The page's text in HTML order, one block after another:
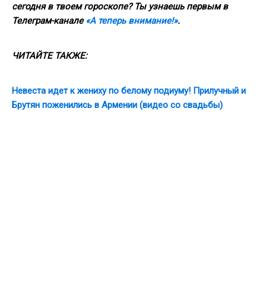
сегодня в твоем гороскопе? Ты узнаешь первым в
Телеграм-канале«А теперь внимание!».
ЧИТАЙТЕ ТАКЖЕ:
Невеста идет к жениху по белому подиуму! Прилучный и
Брутян поженились в Армении (видео со свадьбы)